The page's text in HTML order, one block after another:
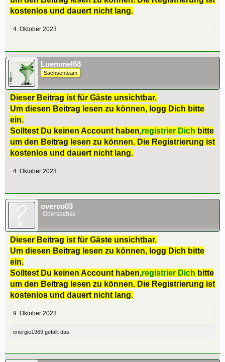
kostenlos und dauert nicht lang.
4. Oktober 2023
Luemmel68
Sachsenteam
Dieser Beitrag ist für Gäste unsichtbar.
Um diesen Beitrag lesen zu können, logg Dich bitte
ein.
Solltest Du keinen Account haben,registrier Dich bitte
um den Beitrag lesen zu können. Die Registrierung ist
kostenlos und dauert nicht lang.
4. Oktober 2023
overco03
Obersachse
Dieser Beitrag ist für Gäste unsichtbar.
Um diesen Beitrag lesen zu können, logg Dich bitte
ein.
Solltest Du keinen Account haben,registrier Dich bitte
um den Beitrag lesen zu können. Die Registrierung ist
kostenlos und dauert nicht lang.
9. Oktober 2023
energie1969 gefällt das.